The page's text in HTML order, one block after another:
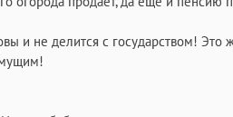
и не делится с государством! Это